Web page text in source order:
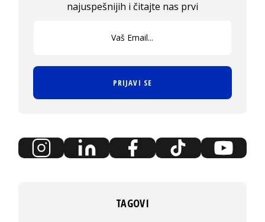
najuspešnijih i čitajte nas prvi
PRIJAVI SE
TAGOVI